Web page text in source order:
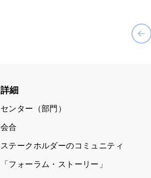
詳細
センター（部門）
会合
ステークホルダーのコミュニティ
「フォーラム・ストーリー」